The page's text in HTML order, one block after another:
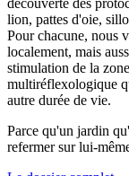
découverte des
lion, pattes d'oie,
Pour chacune, nous
localement, mais
stimulation de la
multiréflexologique
autre durée de vie.
Parce qu'un jardin
refermer sur lui-